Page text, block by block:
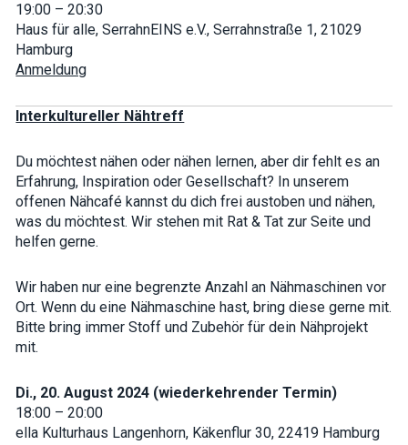
19:00 – 20:30
Haus für alle, SerrahnEINS e.V., Serrahnstraße 1, 21029
Hamburg
Anmeldung
Interkultureller Nähtreff
Du möchtest nähen oder nähen lernen, aber dir fehlt es an
Erfahrung, Inspiration oder Gesellschaft? In unserem
offenen Nähcafé kannst du dich frei austoben und nähen,
was du möchtest. Wir stehen mit Rat & Tat zur Seite und
helfen gerne.
Wir haben nur eine begrenzte Anzahl an Nähmaschinen vor
Ort. Wenn du eine Nähmaschine hast, bring diese gerne mit.
Bitte bring immer Stoff und Zubehör für dein Nähprojekt
mit.
Di., 20. August 2024 (wiederkehrender Termin)
18:00 – 20:00
ella Kulturhaus Langenhorn, Käkenflur 30, 22419 Hamburg